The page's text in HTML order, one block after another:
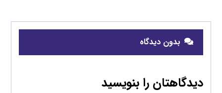
بدون دیدگاه
دیدگاهتان را بنویسید